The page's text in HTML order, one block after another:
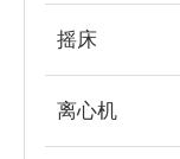
摇床
离心机